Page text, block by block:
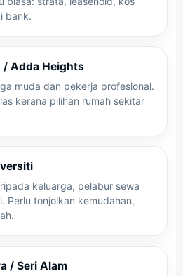
bank.
/ Adda Heights
muda dan pekerja profesional.
kerana pilihan rumah sekitar
keluarga, pelabur sewa
Perlu tonjolkan kemudahan,
/ Seri Alam